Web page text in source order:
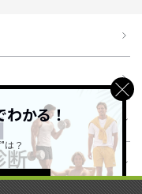
わかる！
は？